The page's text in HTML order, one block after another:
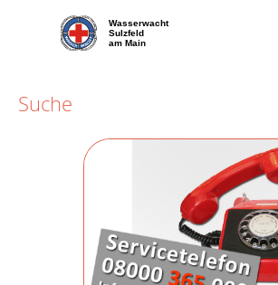
Wasserwacht
Sulzfeld
am Main
Suche